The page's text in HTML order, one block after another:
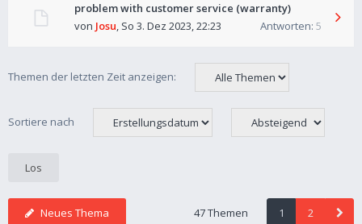
problem with customer service (warranty)
Antworten: 5
von Josu, So 3. Dez 2023, 22:23
Themen der letzten Zeit anzeigen:
Sortiere nach
Neues Thema 47 Themen 1 2